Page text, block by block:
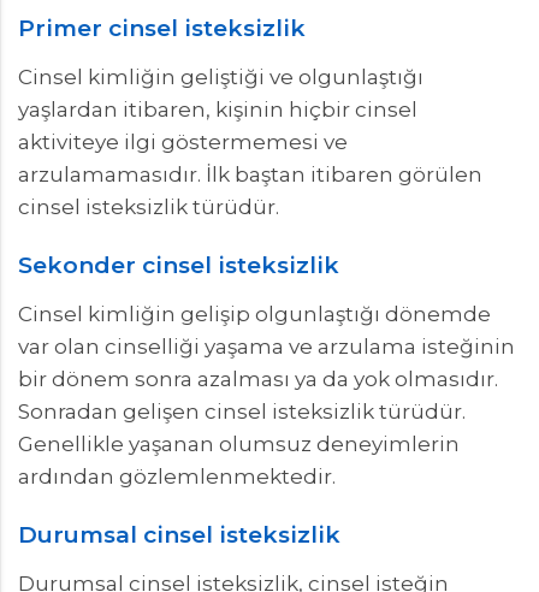
Primer cinsel isteksizlik
Cinsel kimliğin geliştiği ve olgunlaştığı
yaşlardan itibaren, kişinin hiçbir cinsel
aktiviteye ilgi göstermemesi ve
arzulamamasıdır. İlk baştan itibaren görülen
cinsel isteksizlik türüdür.
Sekonder cinsel isteksizlik
Cinsel kimliğin gelişip olgunlaştığı dönemde
var olan cinselliği yaşama ve arzulama isteğinin
bir dönem sonra azalması ya da yok olmasıdır.
Sonradan gelişen cinsel isteksizlik türüdür.
Genellikle yaşanan olumsuz deneyimlerin
ardından gözlemlenmektedir.
Durumsal cinsel isteksizlik
Durumsal cinsel isteksizlik, cinsel isteğin